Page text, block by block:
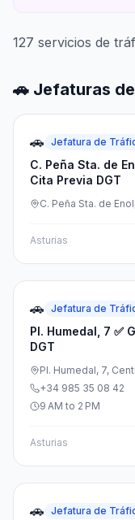
127 servicios de
🚗 Jefaturas
🚗 Jefatura de
C. Peña Sta. de
Cita Previa DGT
C. Peña Sta. de
Asturias
🚗 Jefatura de
Pl. Humedal, 7 ✅
DGT
Pl. Humedal, 7,
+34 985 35 08 42
9 AM to 2 PM
Asturias
🚗 Jefatura de